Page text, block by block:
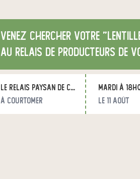
Venez chercher votre
au relais de producteurs de
Le Relais Paysan de Courtomer
à Courtomer
mardi à
le 11 août